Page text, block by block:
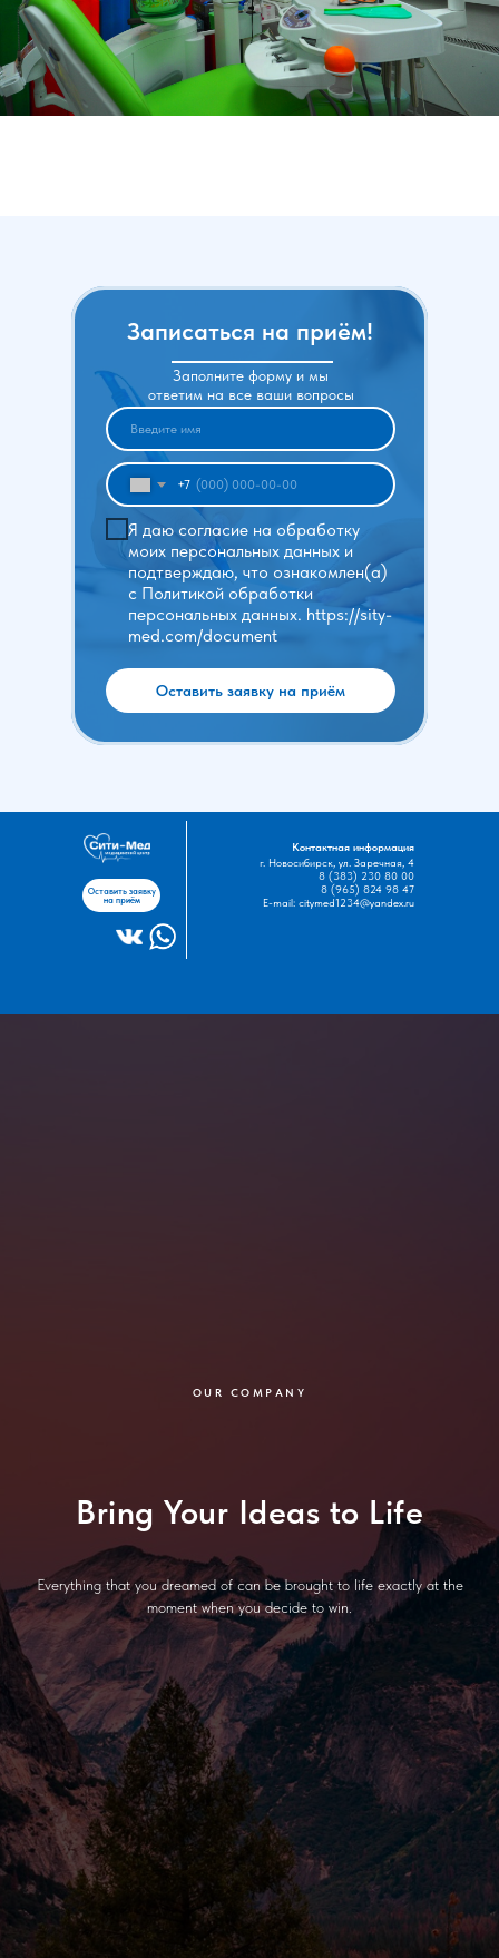
Записаться на приём!
Заполните форму и мы
ответим на все ваши вопросы
+7
Я даю согласие на обработку
моих персональных данных и
подтверждаю, что ознакомлен(а)
с Политикой обработки
персональных данных. https://sity-
med.com/document
Оставить заявку на приём
Контактная информация
г. Новосибирск, ул. Заречная, 4
8 (383) 230 80 00
8 (965) 824 98 47
E-mail: citymed1234@yandex.ru
Оставить заявку
на приём
OUR COMPANY
Bring Your Ideas to Life
Everything that you dreamed of can be brought to life exactly at the
moment when you decide to win.